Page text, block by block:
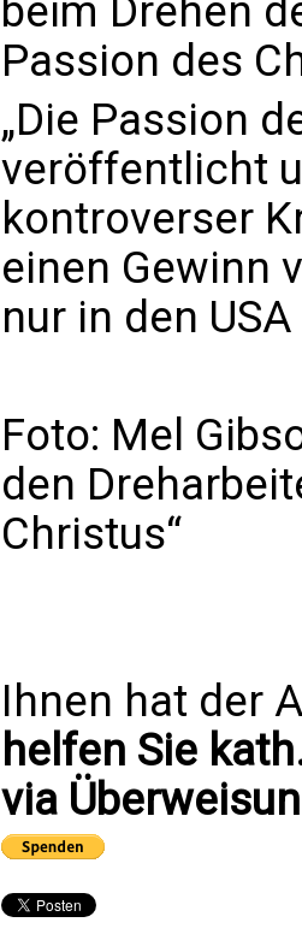
beim Drehen
Passion des
„Die Passion
veröffentlicht
kontroverser
einen Gewinn
nur in den
Foto: Mel
den
Christus“
Ihnen hat der
helfen Sie
via